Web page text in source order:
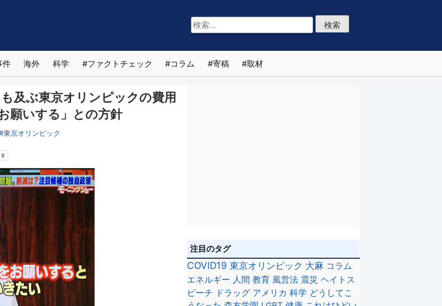
検
索:
件 海外 科学 ファクトチェック コラム 寄稿 取材
及ぶ東京オリンピックの費用
願いする」との方針
東京オリンピック
注目のタグ
COVID19 東京オリンピック 大麻 コラム
エネルギー 人間 教育 風営法 震災 ヘイトス
ピーチ ドラッグ アメリカ 科学 どうしてこ